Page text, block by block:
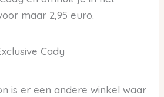
maar 2,95 euro.
is er een andere winkel waar